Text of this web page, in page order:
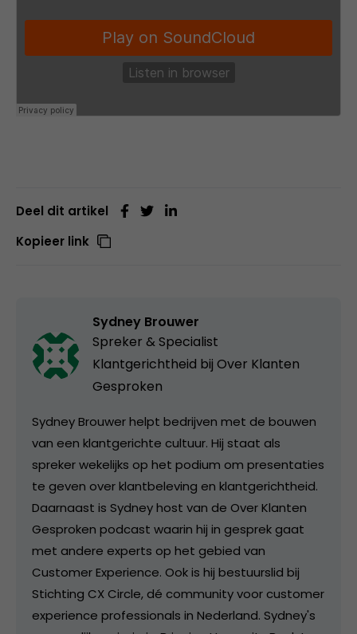
Deel dit artikel
Kopieer link
Sydney Brouwer
Spreker & Specialist
Klantgerichtheid bij Over Klanten
Gesproken
Sydney Brouwer helpt bedrijven met de bouwen
van een klantgerichte cultuur. Hij staat als
spreker wekelijks op het podium om presentaties
te geven over klantbeleving en klantgerichtheid.
Daarnaast is Sydney host van de Over Klanten
Gesproken podcast waarin hij in gesprek gaat
met andere experts op het gebied van
Customer Experience. Ook is hij bestuurslid bij
Stichting CX Circle, dé community voor customer
experience professionals in Nederland. Sydney's